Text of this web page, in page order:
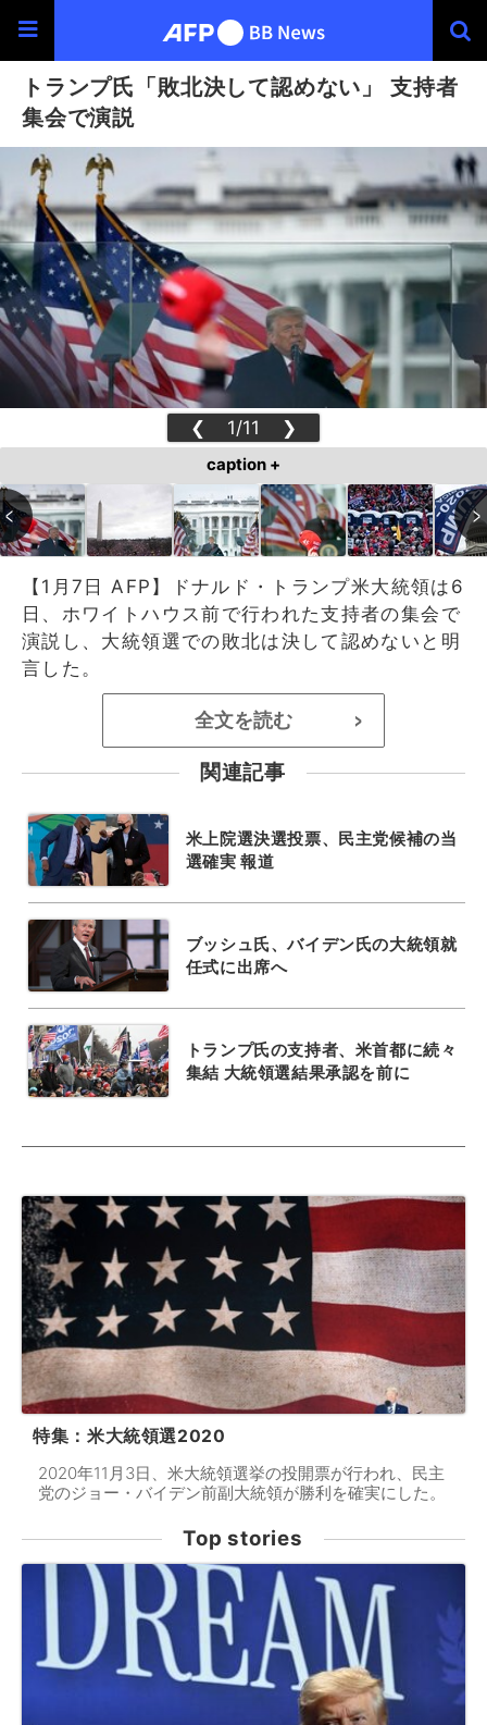
トランプ氏「敗北決して認めない」 支持者
集会で演説
❮ 1/11 ❯
caption +
【1月7日 AFP】ドナルド・トランプ米大統領は6
日、ホワイトハウス前で行われた支持者の集会で
演説し、大統領選での敗北は決して認めないと明
言した。
全文を読む >
関連記事
米上院選決選投票、民主党候補の当
選確実 報道
ブッシュ氏、バイデン氏の大統領就
任式に出席へ
トランプ氏の支持者、米首都に続々
集結 大統領選結果承認を前に
特集：米大統領選2020
2020年11月3日、米大統領選挙の投開票が行われ、民主
党のジョー・バイデン前副大統領が勝利を確実にした。
Top stories